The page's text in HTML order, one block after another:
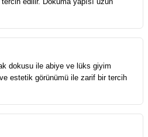
dokusu ile abiye ve lüks giyim
estetik görünümü ile zarif bir tercih